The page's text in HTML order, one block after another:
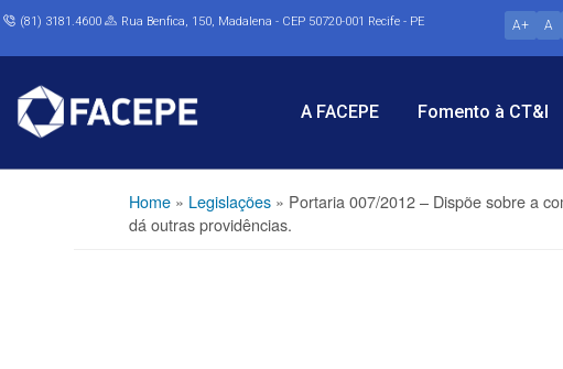
Home » Legislações » Portaria 007/2012 – Dispõe sobre a
dá outras providências.
(81) 3181.4600 Rua Benfica, 150, Madalena - CEP 50720-001 Recife - PE A+ A
A FACEPE Fomento à CT&I